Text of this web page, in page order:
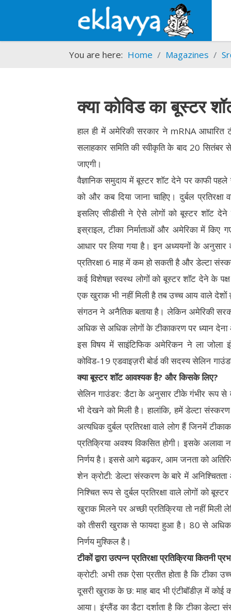
You are here: Home Magazines
क्या कोविड का बूस्टर
हाल ही में अमेरिकी सरकार ने mRNA आधारित
सलाहकार समिति की स्वीकृति के बाद 20 सितंबर
जाएगी।
वैज्ञानिक समुदाय में बूस्टर शॉट देने पर काफी
को और कब दिया जाना चाहिए। दुर्बल प्रतिरक्षा
इसलिए सीडीसी ने ऐसे लोगों को बूस्टर शॉट देने
इस्राइल, टीका निर्माताओं और अमेरिका में किए
आधार पर लिया गया है। इन अध्ययनों के अनुसार
प्रतिरक्षा 6 माह में कम हो सकती है और डेल्टा
कई विशेषज्ञ स्वस्थ लोगों को बूस्टर शॉट देने के
एक खुराक भी नहीं मिली है तब उच्च आय वाले देशों
संगठन ने अनैतिक बताया है। लेकिन अमेरिकी
अधिक से अधिक लोगों के टीकाकरण पर ध्यान देना
इस विषय में साइंटिफिक अमेरिकन ने ला जोला
कोविड-19 एडवाइज़री बोर्ड की सदस्य सेलिन
क्या बूस्टर शॉट आवश्यक है? और किसके लिए?
सेलिन गाउंडर: डैटा के अनुसार टीके गंभीर रूप से
भी देखने को मिली है। हालांकि, हमें डेल्टा
अत्यधिक दुर्बल प्रतिरक्षा वाले लोग हैं जिनमें
प्रतिक्रिया अवश्य विकसित होगी। इसके
निर्णय है। इससे आगे बढ़कर, आम जनता को
शेन क्रोटी: डेल्टा संस्करण के बारे में
निश्चित रूप से दुर्बल प्रतिरक्षा वाले लोगों को
खुराक मिलने पर अच्छी प्रतिक्रिया तो नहीं मिली
को तीसरी खुराक से फायदा हुआ है। 80 से
निर्णय मुश्किल है।
टीकों द्वारा उत्पन्न प्रतिरक्षा प्रतिक्रिया कितनी
क्रोटी: अभी तक ऐसा प्रतीत होता है कि टीका
दूसरी खुराक के छ: माह बाद भी एंटीबॉडीज़ में
आया। इंग्लैंड का डैटा दर्शाता है कि टीका डेल्टा